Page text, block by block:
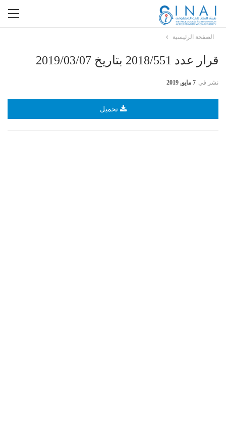
الصفحة الرئيسية
قرار عدد 2018/551 بتاريخ 2019/03/07
نشر في 7 مايو, 2019
تحميل